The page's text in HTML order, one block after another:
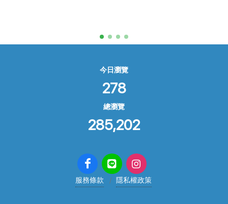
今日瀏覽
278
總瀏覽
285,202
服務條款 隱私權政策